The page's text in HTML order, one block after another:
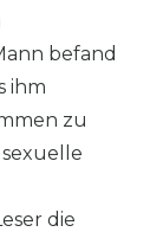
befand
ihm
zu
die